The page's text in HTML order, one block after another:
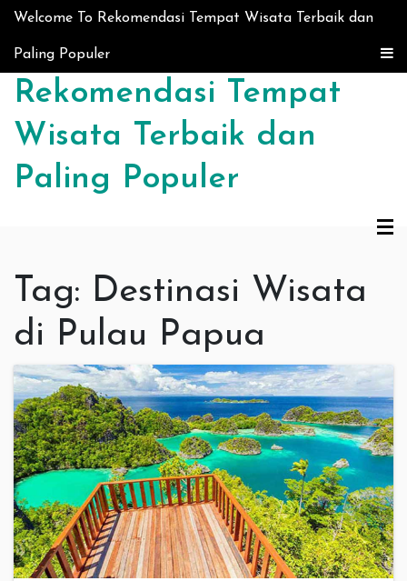
Skip to content
Welcome To Rekomendasi Tempat Wisata Terbaik dan
Paling Populer
Rekomendasi Tempat
Wisata Terbaik dan
Paling Populer
Tag: Destinasi Wisata
di Pulau Papua